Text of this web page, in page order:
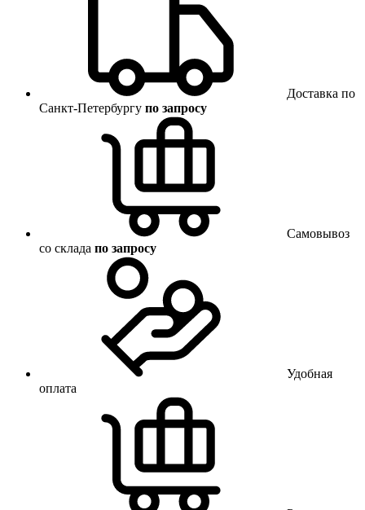
Доставка по
Санкт-Петербургу по запросу
Самовывоз
со склада по запросу
Удобная
оплата